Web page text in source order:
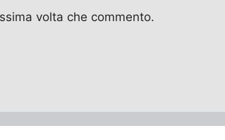
volta che commento.